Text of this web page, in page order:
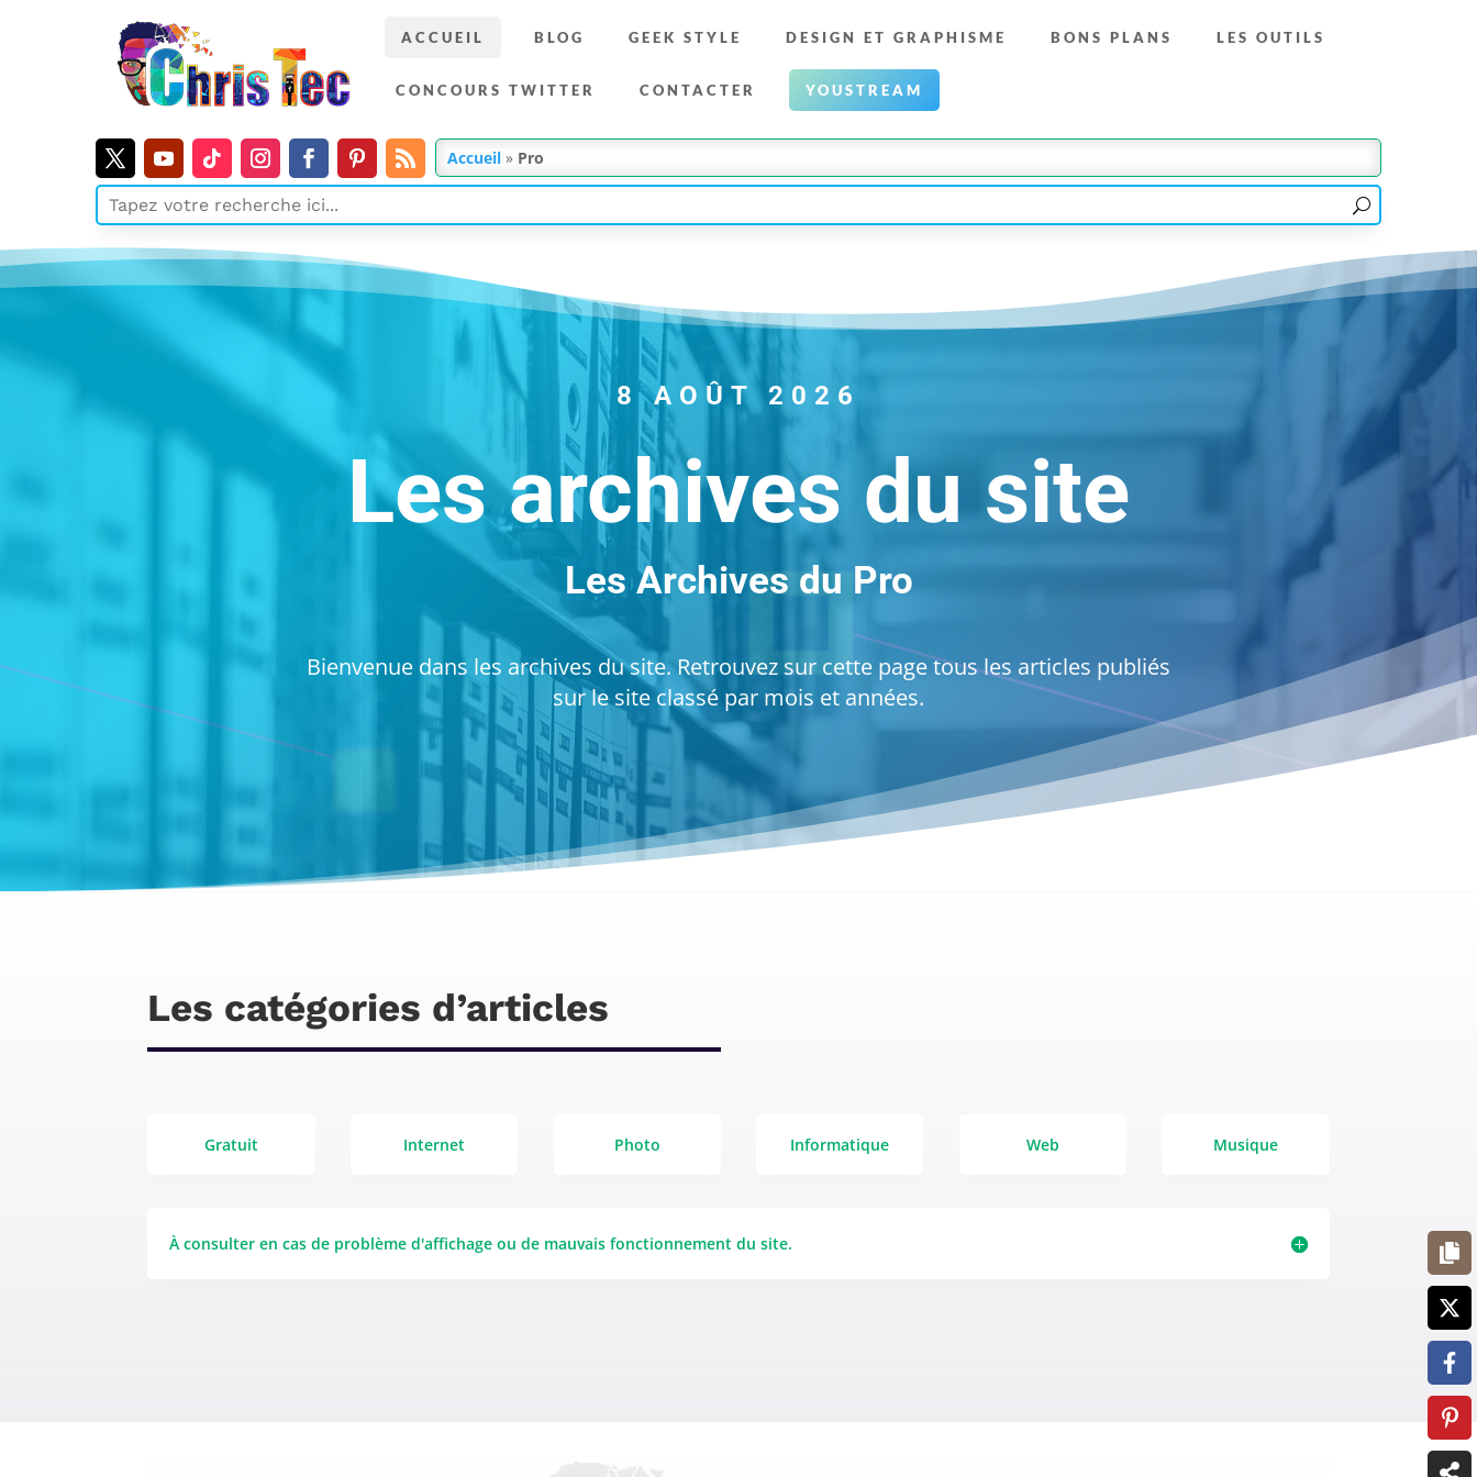
ACCUEIL BLOG GEEK STYLE DESIGN ET GRAPHISME BONS PLANS LES OUTILS
CONCOURS TWITTER CONTACTER YOUSTREAM
Accueil » Pro
8 AOÛT 2026
Les archives du site
Les Archives du Pro
Bienvenue dans les archives du site. Retrouvez sur cette page tous les articles publiés
sur le site classé par mois et années.
Les catégories d’articles
Gratuit Internet Photo Informatique Web Musique
À consulter en cas de problème d'affichage ou de mauvais fonctionnement du site.